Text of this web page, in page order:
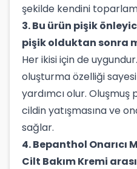
şekilde kendini
3. Bu ürün pişik
pişik olduktan sonra
Her ikisi için de
oluşturma özelliği
yardımcı olur. Oluşmuş
cildin yatışmasına ve
sağlar.
4. Bepanthol Onarıcı
Cilt Bakım Kremi